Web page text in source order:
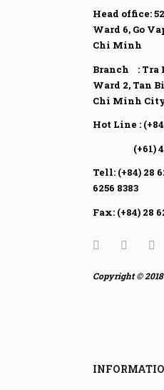
Head office:
Ward 6, Go
Chi Minh
Branch : Tra
Ward 2, Tan
Chi Minh
Hot Line :
(+61) 424
Tell: (+84) 28
6256 8383
Fax: (+84) 28
Copyright © 2018